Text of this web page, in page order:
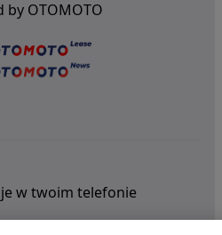
by OTOMOTO
w twoim telefonie